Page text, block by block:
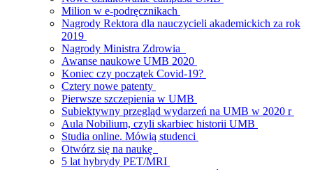
Milion w e-podręcznikach
Nagrody Rektora dla nauczycieli akademickich za rok
2019
Nagrody Ministra Zdrowia
Awanse naukowe UMB 2020
Koniec czy początek Covid-19?
Cztery nowe patenty
Pierwsze szczepienia w UMB
Subiektywny przegląd wydarzeń na UMB w 2020 r
Aula Nobilium, czyli skarbiec historii UMB
Studia online. Mówią studenci
Otwórz się na naukę
5 lat hybrydy PET/MRI